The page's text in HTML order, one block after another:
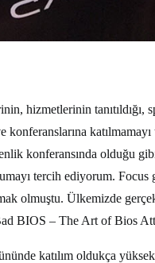
hizmetlerinin tanıtıldığı,
konferansında olduğu
tercih ediyorum.
olmuştu. Ülkemizde
BIOS – The Art of Bios
katılım oldukça